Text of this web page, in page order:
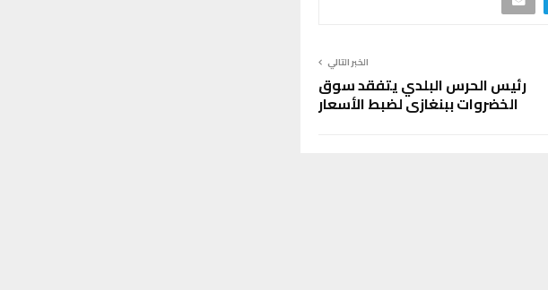
الخبر التالي
رئيس الحرس البلدي يتفقد سوق
الخضروات ببنغازي لضبط الأسعار